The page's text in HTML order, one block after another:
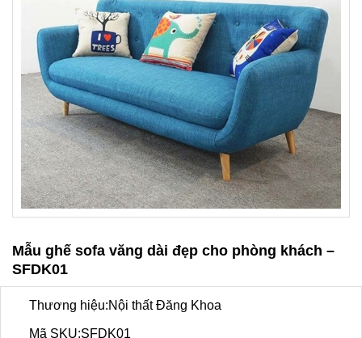
Mẫu ghế sofa văng dài đẹp cho phòng khách –
SFDK01
Thương hiệu:Nội thất Đăng Khoa
Mã SKU:SFDK01